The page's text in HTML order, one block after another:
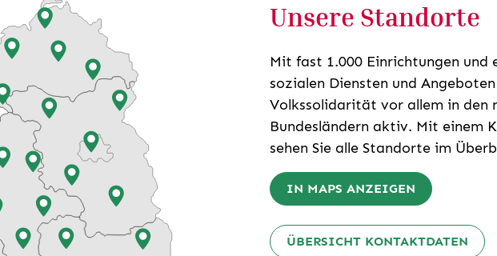
Unsere Standorte
Mit fast 1.000 Einrichtungen und
sozialen Diensten und
Volkssolidarität vor allem in den
Bundesländern aktiv. Mit einem
sehen Sie alle Standorte im
IN MAPS ANZEIGEN
ÜBERSICHT KONTAKTDATEN